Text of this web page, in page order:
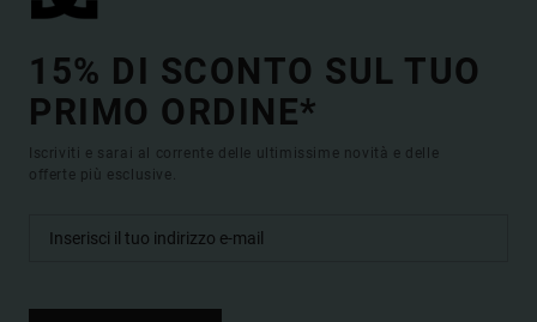
15% DI SCONTO SUL TUO
PRIMO ORDINE*
Iscriviti e sarai al corrente delle ultimissime novità e delle
offerte più esclusive.